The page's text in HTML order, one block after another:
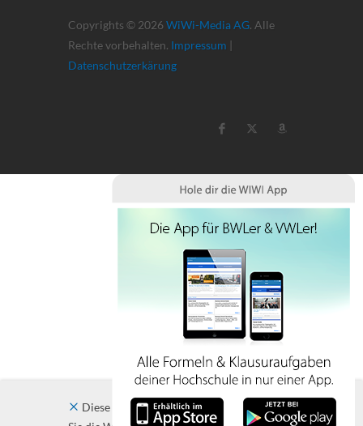
Copyrights © 2026 WiWi-Media AG. Alle
Rechte vorbehalten. Impressum |
Datenschutzerkärung
Diese Website verwendet Cookies. Indem